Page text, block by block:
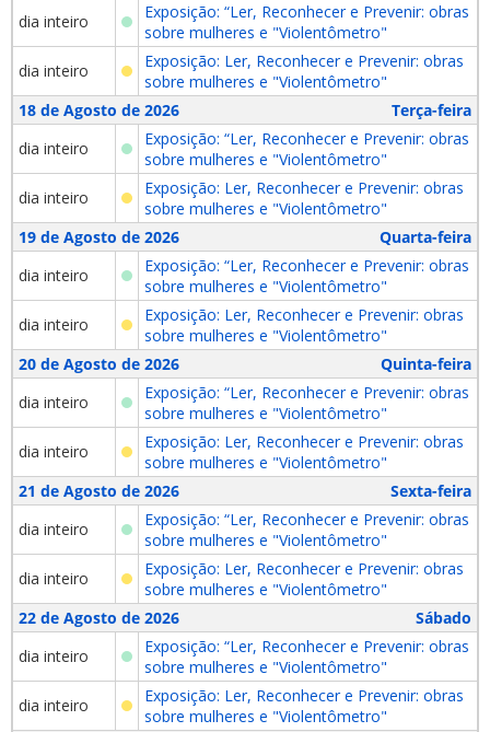
dia inteiro
Exposição: “Ler, Reconhecer e Prevenir: obras
sobre mulheres e "Violentômetro"
dia inteiro
Exposição: Ler, Reconhecer e Prevenir: obras
sobre mulheres e "Violentômetro"
18 de Agosto de 2026
Terça-feira
dia inteiro
Exposição: “Ler, Reconhecer e Prevenir: obras
sobre mulheres e "Violentômetro"
dia inteiro
Exposição: Ler, Reconhecer e Prevenir: obras
sobre mulheres e "Violentômetro"
19 de Agosto de 2026
Quarta-feira
dia inteiro
Exposição: “Ler, Reconhecer e Prevenir: obras
sobre mulheres e "Violentômetro"
dia inteiro
Exposição: Ler, Reconhecer e Prevenir: obras
sobre mulheres e "Violentômetro"
20 de Agosto de 2026
Quinta-feira
dia inteiro
Exposição: “Ler, Reconhecer e Prevenir: obras
sobre mulheres e "Violentômetro"
dia inteiro
Exposição: Ler, Reconhecer e Prevenir: obras
sobre mulheres e "Violentômetro"
21 de Agosto de 2026
Sexta-feira
dia inteiro
Exposição: “Ler, Reconhecer e Prevenir: obras
sobre mulheres e "Violentômetro"
dia inteiro
Exposição: Ler, Reconhecer e Prevenir: obras
sobre mulheres e "Violentômetro"
22 de Agosto de 2026
Sábado
dia inteiro
Exposição: “Ler, Reconhecer e Prevenir: obras
sobre mulheres e "Violentômetro"
dia inteiro
Exposição: Ler, Reconhecer e Prevenir: obras
sobre mulheres e "Violentômetro"